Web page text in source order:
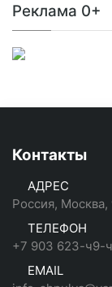
Реклама 0+
Контакты
АДРЕС
Россия,
ТЕЛЕФОН
+7 903 623-ч9-
EMAIL